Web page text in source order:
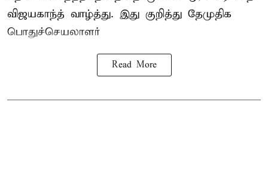
விஜயகாந்த் வாழ்த்து. இது குறித்து தேமுதிக
பொதுச்செயலாளர்
Read More